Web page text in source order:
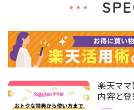
楽天ママ
内容と